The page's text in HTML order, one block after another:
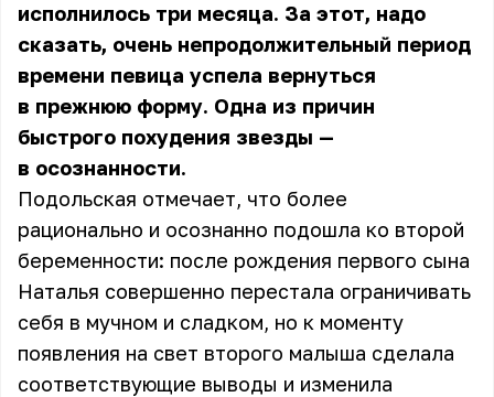
исполнилось три месяца. За этот, надо
сказать, очень непродолжительный период
времени певица успела вернуться
в прежнюю форму. Одна из причин
быстрого похудения звезды —
в осознанности.
Подольская отмечает, что более
рационально и осознанно подошла ко второй
беременности: после рождения первого сына
Наталья совершенно перестала ограничивать
себя в мучном и сладком, но к моменту
появления на свет второго малыша сделала
соответствующие выводы и изменила